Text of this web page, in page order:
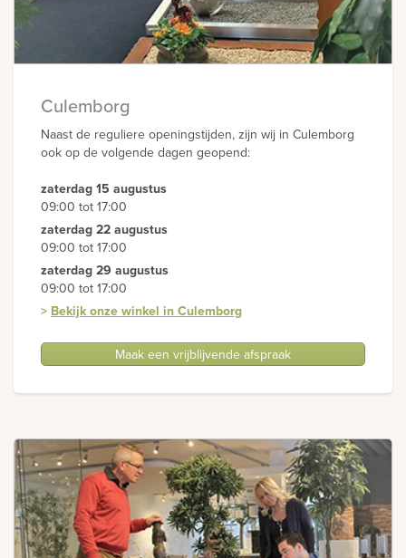
Culemborg
Naast de reguliere openingstijden, zijn wij in Culemborg
ook op de volgende dagen geopend:
zaterdag 15 augustus
09:00 tot 17:00
zaterdag 22 augustus
09:00 tot 17:00
zaterdag 29 augustus
09:00 tot 17:00
> Bekijk onze winkel in Culemborg
Maak een vrijblijvende afspraak